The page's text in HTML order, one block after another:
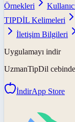
Örnekleri
TIPDİL Kelimeleri
İletişim Bilgileri
Uygulamayı indir
UzmanTipDil
İndirApp Store